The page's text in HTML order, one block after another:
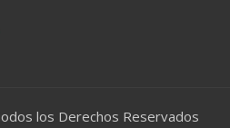
los Derechos Reservados